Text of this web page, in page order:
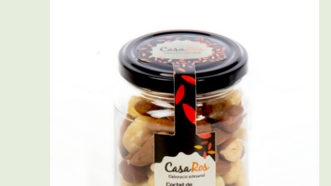
SELECT OPTIONS / QUICK VIEW